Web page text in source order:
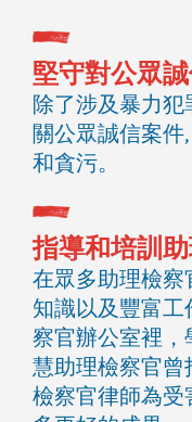
堅守對公眾誠
除了涉及暴力
關公眾誠信案
和貪污。
指導和培訓
在眾多助理檢
知識以及豐富
察官辦公室裡
慧助理檢察官
檢察官律師為受